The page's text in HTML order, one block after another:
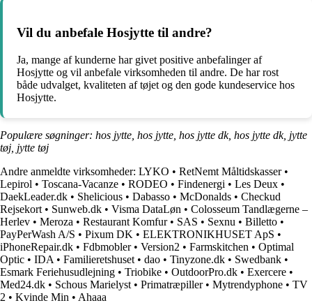
Vil du anbefale Hosjytte til andre?
Ja, mange af kunderne har givet positive anbefalinger af
Hosjytte og vil anbefale virksomheden til andre. De har rost
både udvalget, kvaliteten af tøjet og den gode kundeservice hos
Hosjytte.
Populære søgninger: hos jytte, hos jytte, hos jytte dk, hos jytte dk, jytte
tøj, jytte tøj
Andre anmeldte virksomheder: LYKO • RetNemt Måltidskasser•
Lepirol • Toscana-Vacanze • RODEO • Findenergi • Les Deux •
DaekLeader.dk • Shelicious • Dabasso • McDonalds • Checkud
Rejsekort • Sunweb.dk • Visma DataLøn • Colosseum Tandlægerne –
Herlev • Meroza • Restaurant Komfur• SAS • Sexnu • Billetto •
PayPerWash A/S • Pixum DK • ELEKTRONIKHUSET ApS •
iPhoneRepair.dk • Fdbmobler• Version2 • Farmskitchen • Optimal
Optic • IDA • Familieretshuset • dao • Tinyzone.dk • Swedbank •
Esmark Feriehusudlejning • Triobike • OutdoorPro.dk • Exercere •
Med24.dk • Schous Marielyst • Primatræpiller• Mytrendyphone • TV
2 • Kvinde Min • Ahaaa